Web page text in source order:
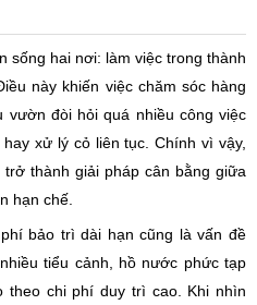
sống hai nơi: làm việc trong thành
này khiến việc chăm sóc hàng
vườn đòi hỏi quá nhiều công việc
xử lý cỏ liên tục. Chính vì vậy,
thành giải pháp cân bằng giữa
hạn chế.
bảo trì dài hạn cũng là vấn đề
tiểu cảnh, hồ nước phức tạp
theo chi phí duy trì cao. Khi nhìn